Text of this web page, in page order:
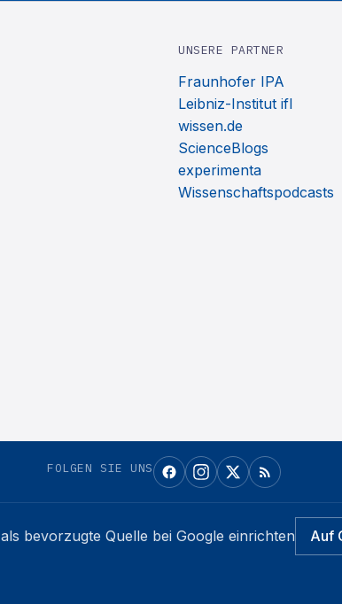
UNSERE PARTNER
Fraunhofer IPA
Leibniz-Institut ifl
wissen.de
ScienceBlogs
experimenta
Wissenschaftspodcasts
FOLGEN SIE UNS
als bevorzugte Quelle bei Google einrichten Auf